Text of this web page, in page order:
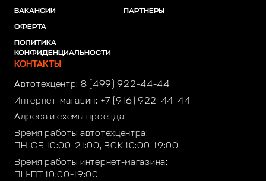
ВАКАНСИИ
ОФЕРТА
ПОЛИТИКА
КОНФИДЕНЦИАЛЬНОСТИ
ПАРТНЕРЫ
КОНТАКТЫ
Автотехцентр: 8 (499) 922-44-44
Интернет-магазин: +7 (916) 922-44-44
Адреса и схемы проезда
Время работы автотехцентра:
ПН-СБ 10:00-21:00, ВСК 10:00-19:00
Время работы интернет-магазина:
ПН-ПТ 10:00-19:00